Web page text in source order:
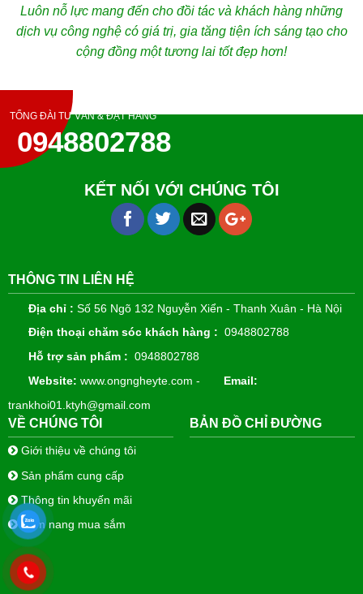
Luôn nỗ lực mang đến cho đồi tác và khách hàng những
dịch vụ công nghệ có giá trị, gia tăng tiện ích sáng tạo cho
cộng đồng một tương lai tốt đẹp hơn!
TỔNG ĐÀI TƯ VẤN & ĐẶT HÀNG
0948802788
KẾT NỐI VỚI CHÚNG TÔI
THÔNG TIN LIÊN HỆ
Địa chỉ : Số 56 Ngõ 132 Nguyễn Xiển - Thanh Xuân - Hà Nội
Điện thoại chăm sóc khách hàng : 0948802788
Hỗ trợ sản phẩm : 0948802788
Website: www.ongngheyte.com -
Email:
trankhoi01.ktyh@gmail.com
VỀ CHÚNG TÔI
Giới thiệu về chúng tôi
Sản phẩm cung cấp
Thông tin khuyến mãi
Cẩm nang mua sắm
BẢN ĐỒ CHỈ ĐƯỜNG